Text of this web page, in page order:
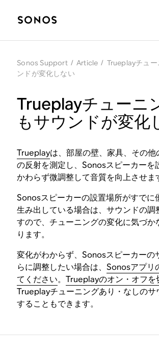
Sonos Support / Article / Trueplayチュ
ンドが変化しない
Trueplayチューニ
もサウンドが変化
Trueplayは、部屋の壁、家具、その他
の反射を測定し、Sonosスピーカーを
かわらず微調整して音質を向上させま
Sonosスピーカーの設置場所がすでに
生み出している場合は、サウンドの調
すので、チューニングの変化に気づか
ります。
変化がわからず、Sonosスピーカーの
らに調整したい場合は、Sonosアプリ
てください。Trueplayのオン・オフを
Trueplayチューニングあり・なしのサ
することもできます。